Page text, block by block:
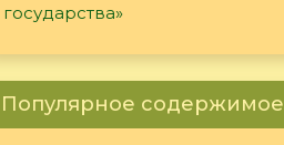
государства»
Популярное содержимое